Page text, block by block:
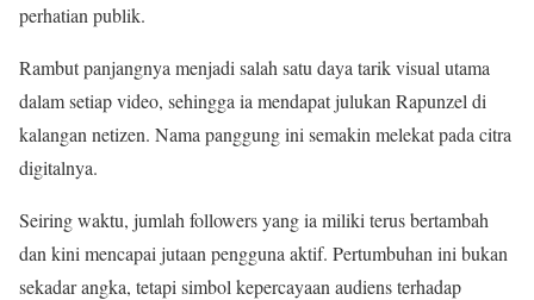
perhatian publik.
Rambut panjangnya menjadi salah satu daya tarik visual utama
dalam setiap video, sehingga ia mendapat julukan Rapunzel di
kalangan netizen. Nama panggung ini semakin melekat pada citra
digitalnya.
Seiring waktu, jumlah followers yang ia miliki terus bertambah
dan kini mencapai jutaan pengguna aktif. Pertumbuhan ini bukan
sekadar angka, tetapi simbol kepercayaan audiens terhadap